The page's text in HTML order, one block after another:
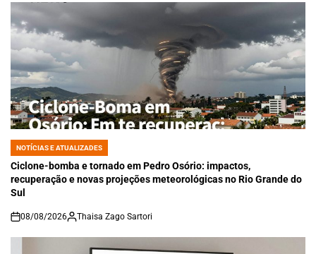
POSTED
IN
NOTÍCIAS E ATUALIZADES
Ciclone-bomba e tornado em Pedro Osório: impactos,
recuperação e novas projeções meteorológicas no Rio Grande do
Sul
on
08/08/2026 Thaisa Zago Sartori